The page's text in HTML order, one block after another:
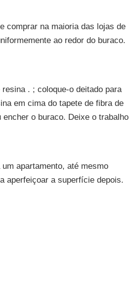
comprar na maioria das lojas de
ao redor do buraco.
. ; coloque-o deitado para
em cima do tapete de fibra de
o buraco. Deixe o trabalho
apartamento, até mesmo
aperfeiçoar a superfície depois.